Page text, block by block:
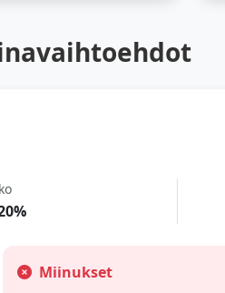
Miinukset